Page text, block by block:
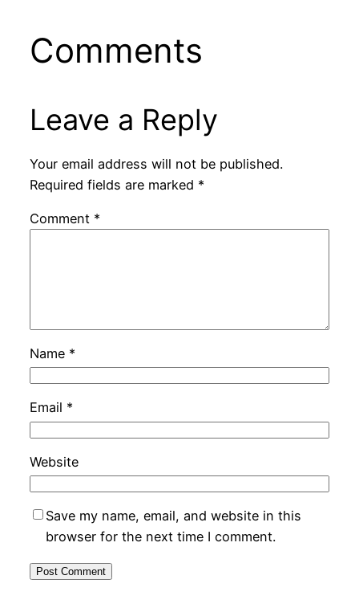
Comments
Leave a Reply
Your email address will not be published.
Required fields are marked *
Comment *
Name *
Email *
Website
Save my name, email, and website in this
browser for the next time I comment.